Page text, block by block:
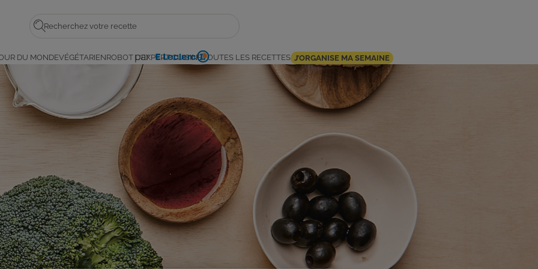
Rechercher
par
E.
Leclerc
DU MONDEVÉGÉTARIENROBOT L'EXPERT CUISINETOUTES LES RECETTES J’ORGANISE MA SEMAINE